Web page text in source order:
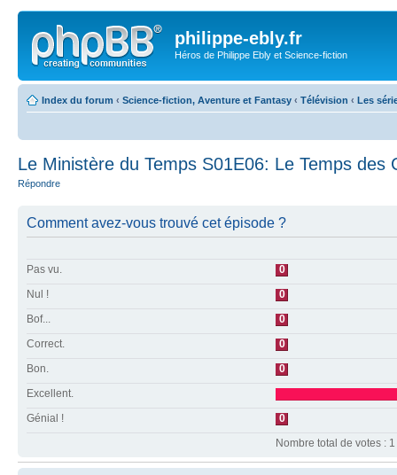
philippe-ebly.fr
Héros de Philippe Ebly et Science-fiction
Index du forum ‹ Science-fiction, Aventure et Fantasy ‹ Télévision ‹ Les
Le Ministère du Temps S01E06: Le Temps des
Répondre
Comment avez-vous trouvé cet épisode ?
Pas vu.
0
Nul !
0
Bof...
0
Correct.
0
Bon.
0
Excellent.
Génial !
0
Nombre total de votes : 1